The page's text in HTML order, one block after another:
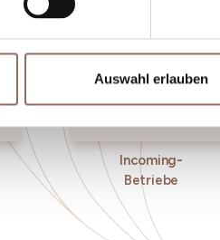
Auswahl erlauben
Incoming-
Betriebe